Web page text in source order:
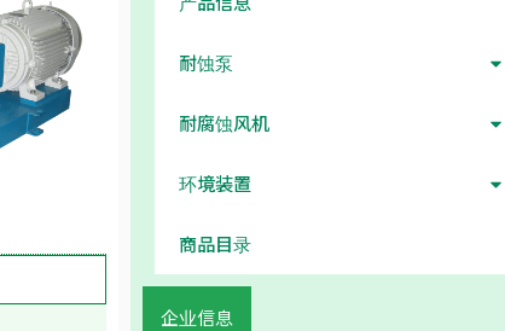
耐蚀泵
耐腐蚀风机
环境装置
商品目录
企业信息